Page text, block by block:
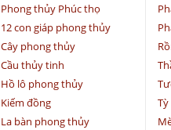
Phong thủy Phúc thọ
12 con giáp phong thủy
Cây phong thủy
Cầu thủy tinh
Hồ lô phong thủy
Kiếm đồng
La bàn phong thủy